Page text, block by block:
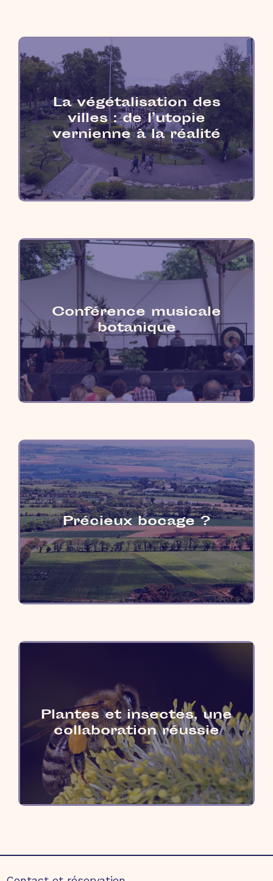
La végétalisation des
villes : de l’utopie
vernienne à la réalité
Conférence musicale
botanique
Précieux bocage ?
Plantes et insectes, une
collaboration réussie